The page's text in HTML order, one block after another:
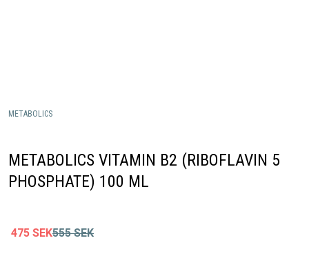
METABOLICS
METABOLICS VITAMIN B2 (RIBOFLAVIN 5
PHOSPHATE) 100 ML
475 SEK555 SEK